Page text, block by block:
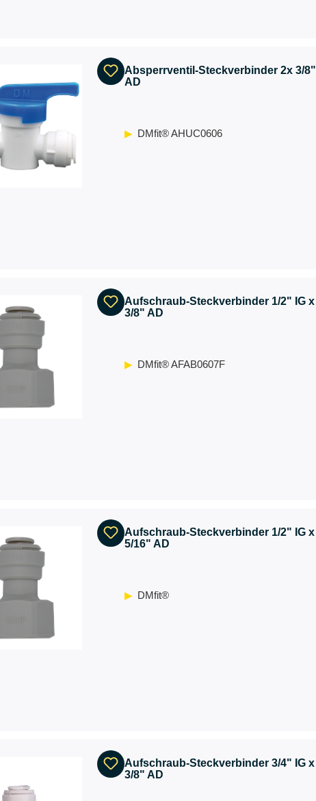
Absperrventil-Steckverbinder 2x 3/8"
AD
DMfit® AHUC0606
Aufschraub-Steckverbinder 1/2" IG x
3/8" AD
DMfit® AFAB0607F
Aufschraub-Steckverbinder 1/2" IG x
5/16" AD
DMfit®
Aufschraub-Steckverbinder 3/4" IG x
3/8" AD